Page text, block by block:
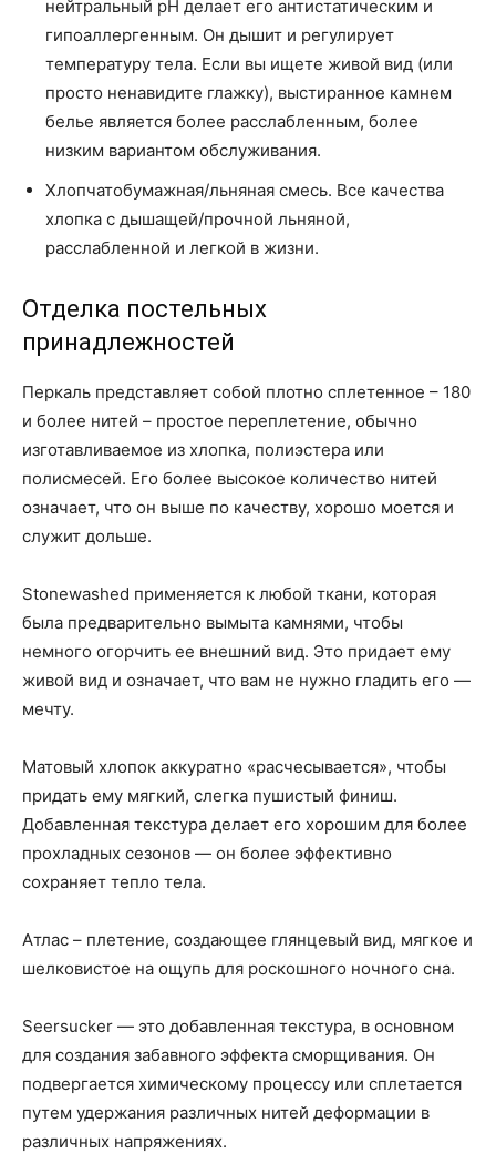
нейтральный рН делает его антистатическим и
гипоаллергенным. Он дышит и регулирует
температуру тела. Если вы ищете живой вид (или
просто ненавидите глажку), выстиранное камнем
белье является более расслабленным, более
низким вариантом обслуживания.
Хлопчатобумажная/льняная смесь. Все качества
хлопка с дышащей/прочной льняной,
расслабленной и легкой в жизни.
Отделка постельных
принадлежностей
Перкаль представляет собой плотно сплетенное – 180
и более нитей – простое переплетение, обычно
изготавливаемое из хлопка, полиэстера или
полисмесей. Его более высокое количество нитей
означает, что он выше по качеству, хорошо моется и
служит дольше.
Stonewashed применяется к любой ткани, которая
была предварительно вымыта камнями, чтобы
немного огорчить ее внешний вид. Это придает ему
живой вид и означает, что вам не нужно гладить его —
мечту.
Матовый хлопок аккуратно «расчесывается», чтобы
придать ему мягкий, слегка пушистый финиш.
Добавленная текстура делает его хорошим для более
прохладных сезонов — он более эффективно
сохраняет тепло тела.
Атлас – плетение, создающее глянцевый вид, мягкое и
шелковистое на ощупь для роскошного ночного сна.
Seersucker — это добавленная текстура, в основном
для создания забавного эффекта сморщивания. Он
подвергается химическому процессу или сплетается
путем удержания различных нитей деформации в
различных напряжениях.